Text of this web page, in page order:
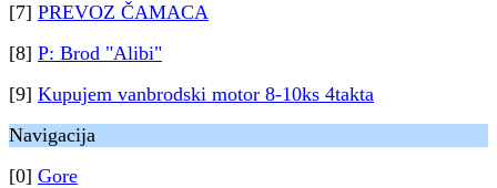
[7] PREVOZ ČAMACA
[8] P: Brod "Alibi"
[9] Kupujem vanbrodski motor 8-10ks 4takta
Navigacija
[0] Gore